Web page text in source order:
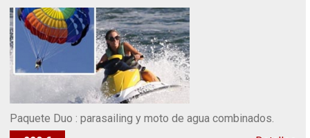
Paquete Duo : parasailing y moto de agua combinados.